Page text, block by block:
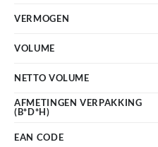
VERMOGEN
VOLUME
NETTO VOLUME
AFMETINGEN VERPAKKING
(B*D*H)
EAN CODE